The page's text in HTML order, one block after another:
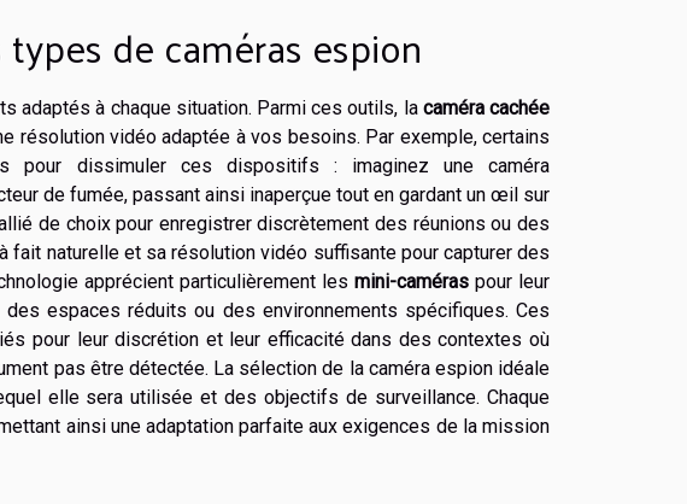
de caméras espion
adaptés à chaque situation. Parmi ces outils, la caméra cachée
résolution vidéo adaptée à vos besoins. Par exemple, certains
pour dissimuler ces dispositifs : imaginez une caméra
de fumée, passant ainsi inaperçue tout en gardant un œil sur
de choix pour enregistrer discrètement des réunions ou des
fait naturelle et sa résolution vidéo suffisante pour capturer des
apprécient particulièrement lesmini-caméras pour leur
espaces réduits ou des environnements spécifiques. Ces
pour leur discrétion et leur efficacité dans des contextes où
pas être détectée. La sélection de la caméra espion idéale
elle sera utilisée et des objectifs de surveillance. Chaque
ainsi une adaptation parfaite aux exigences de la mission